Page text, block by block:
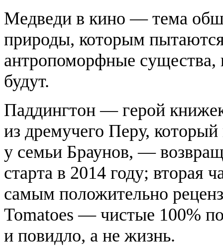
Медведи в кино — тема
природы, которым
антропоморфные
будут.
Паддингтон — герой
из дремучего Перу,
у семьи Браунов, —
старта в 2014 году; вторая
самым положительно
Tomatoes — чистые 100%
и повидло, а не жизнь.